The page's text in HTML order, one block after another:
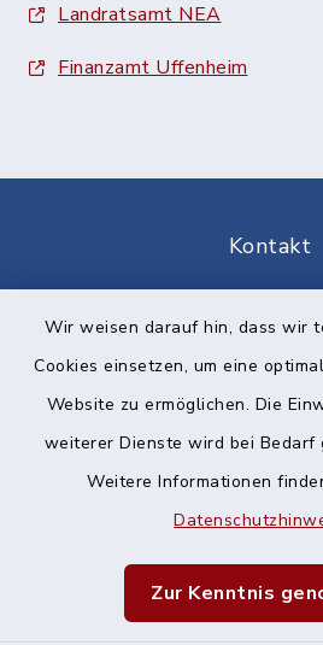
Wir weisen darauf hin, dass wir
Cookies einsetzen, um eine
Website zu ermöglichen. Die
weiterer Dienste wird bei Bedarf
Weitere Informationen
Zur Kenntnis
Landratsamt NEA
Finanzamt Uffenheim
Kontakt
Sitemap
Cookie-